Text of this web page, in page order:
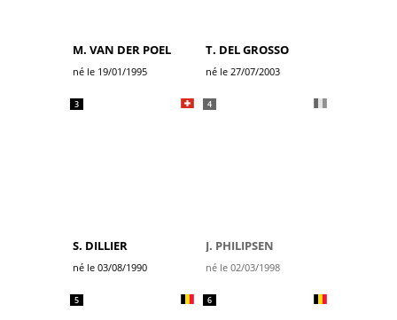
M. VAN DER POEL
né le 19/01/1995
T. DEL GROSSO
né le 27/07/2003
3
S. DILLIER
né le 03/08/1990
4
J. PHILIPSEN
né le 02/03/1998
5 6